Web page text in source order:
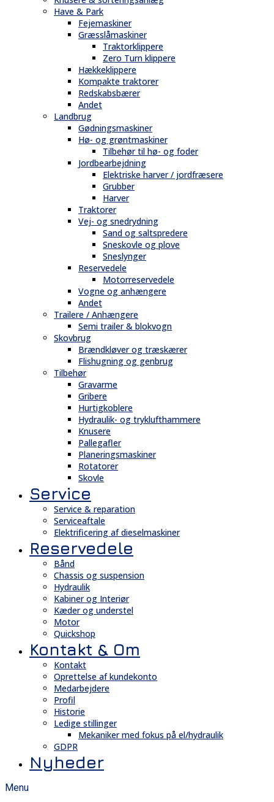
Have & Park
Fejemaskiner
Græsslåmaskiner
Traktorklippere
Zero Turn klippere
Hækkeklippere
Kompakte traktorer
Redskabsbærer
Andet
Landbrug
Gødningsmaskiner
Hø- og grøntmaskiner
Tilbehør til hø- og foder
Jordbearbejdning
Elektriske harver / jordfræsere
Grubber
Harver
Traktorer
Vej- og snedrydning
Sand og saltspredere
Sneskovle og plove
Sneslynger
Reservedele
Motorreservedele
Vogne og anhængere
Andet
Trailere / Anhængere
Semi trailer & blokvogn
Skovbrug
Brændkløver og træskærer
Flishugning og genbrug
Tilbehør
Gravarme
Gribere
Hurtigkoblere
Hydraulik- og tryklufthammere
Knusere
Pallegafler
Planeringsmaskiner
Rotatorer
Skovle
Service
Service & reparation
Serviceaftale
Elektrificering af dieselmaskiner
Reservedele
Bånd
Chassis og suspension
Hydraulik
Kabiner og Interiør
Kæder og understel
Motor
Quickshop
Kontakt & Om
Kontakt
Oprettelse af kundekonto
Medarbejdere
Profil
Historie
Ledige stillinger
Mekaniker med fokus på el/hydraulik
GDPR
Nyheder
Menu